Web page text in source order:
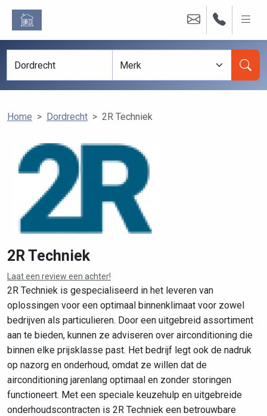
Home Dordrecht 2R Techniek
2R Techniek
Laat een review een achter!
2R Techniek is gespecialiseerd in het leveren van
oplossingen voor een optimaal binnenklimaat voor zowel
bedrijven als particulieren. Door een uitgebreid assortiment
aan te bieden, kunnen ze adviseren over airconditioning die
binnen elke prijsklasse past. Het bedrijf legt ook de nadruk
op nazorg en onderhoud, omdat ze willen dat de
airconditioning jarenlang optimaal en zonder storingen
functioneert. Met een speciale keuzehulp en uitgebreide
onderhoudscontracten is 2R Techniek een betrouwbare